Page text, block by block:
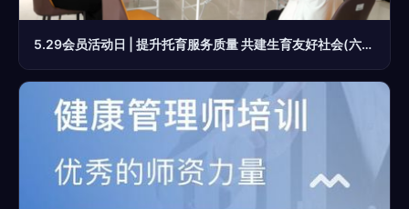
5.29会员活动日 | 提升托育服务质量 共建生育友好社会(六) 营养健康管理咨询